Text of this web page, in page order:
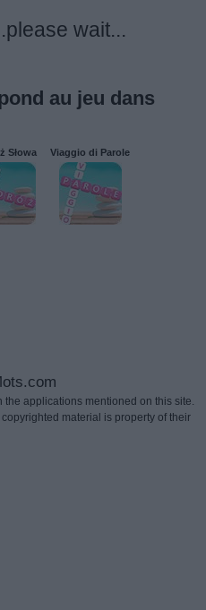
wait...
au jeu dans
Słowa Viaggio di Parole
applications mentioned on this site.
material is property of their